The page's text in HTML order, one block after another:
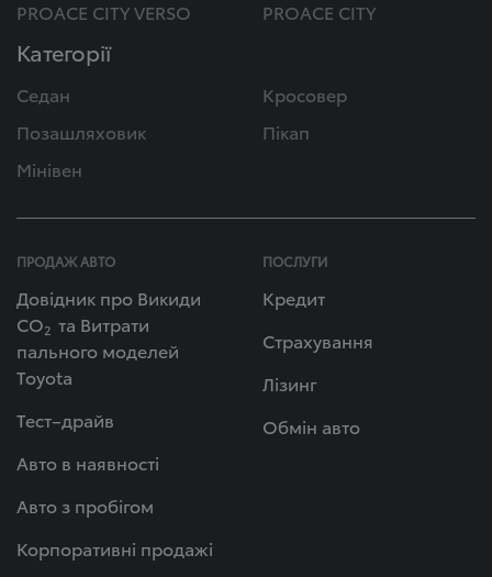
PROACE CITY VERSO
PROACE CITY
Категорії
Седан
Кросовер
Позашляховик
Пікап
Мінівен
ПРОДАЖ АВТО
Довідник про Викиди
СО2 та Витрати
пального моделей
Toyota
Тест–драйв
Авто в наявності
Авто з пробігом
Корпоративні продажі
ПОСЛУГИ
Кредит
Страхування
Лізинг
Обмін авто